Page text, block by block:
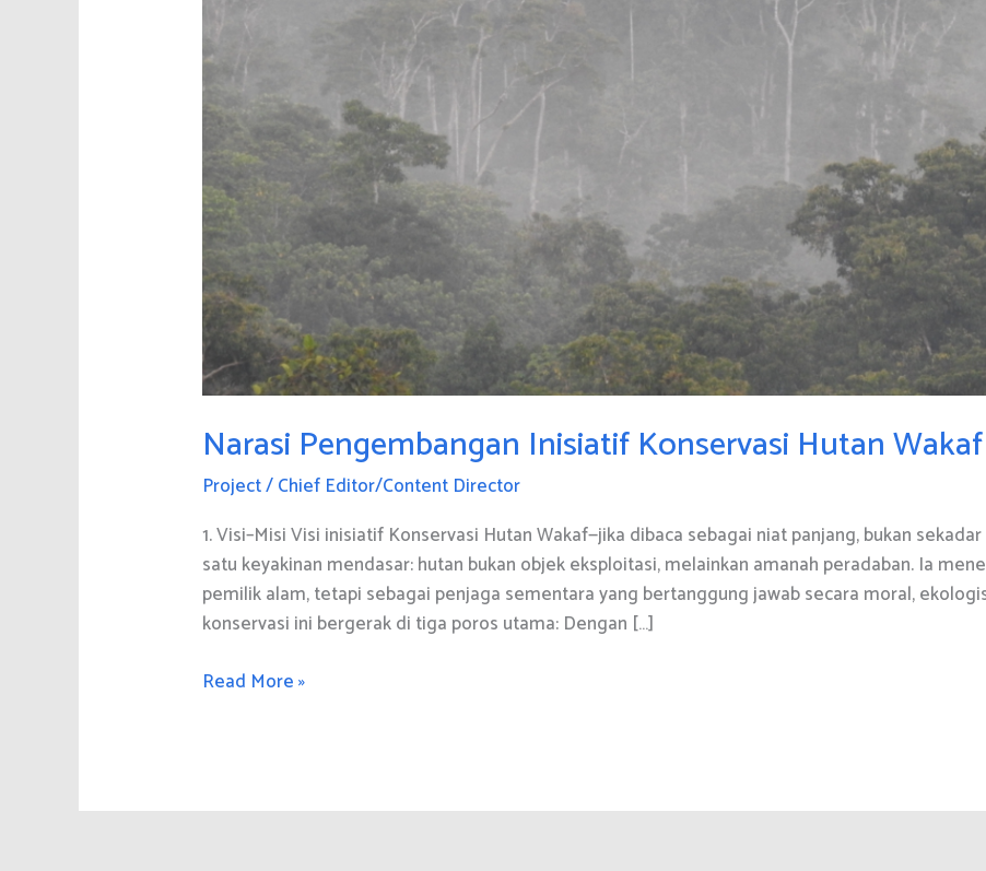
Narasi Pengembangan Inisiatif Konservasi Hutan Wakaf
Project/Chief Editor/Content Director
1. Visi–Misi Visi inisiatif Konservasi Hutan Wakaf—jika dibaca sebagai niat panjang, bukan
satu keyakinan mendasar: hutan bukan objek eksploitasi, melainkan amanah peradaban. Ia
pemilik alam, tetapi sebagai penjaga sementara yang bertanggung jawab secara moral,
konservasi ini bergerak di tiga poros utama: Dengan […]
Narasi
Read More »